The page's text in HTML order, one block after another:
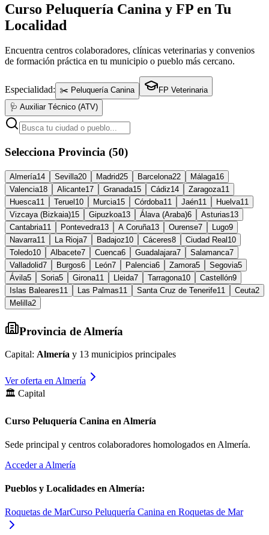
Curso Peluquería Canina y FP en Tu
Localidad
Encuentra centros colaboradores, clínicas veterinarias y convenios
de formación práctica en tu municipio o pueblo más cercano.
Especialidad: ✂️ Peluquería Canina
FP Veterinaria
🩺 Auxiliar Técnico (ATV)
Selecciona Provincia (50)
Almería14 Sevilla20 Madrid25 Barcelona22 Málaga16
Valencia18 Alicante17 Granada15 Cádiz14 Zaragoza11
Huesca11 Teruel 10 Murcia15 Córdoba11 Jaén11 Huelva11
Vizcaya (Bizkaia)15 Gipuzkoa13 Álava (Araba)6 Asturias13
Cantabria11 Pontevedra13 A Coruña13 Ourense7 Lugo9
Navarra11 La Rioja7 Badajoz10 Cáceres8 Ciudad Real 10
Toledo10 Albacete7 Cuenca6 Guadalajara7 Salamanca7
Valladolid7 Burgos6 León7 Palencia6 Zamora5 Segovia5
Ávila5 Soria5 Girona11 Lleida7 Tarragona10 Castellón9
Islas Baleares11 Las Palmas11 Santa Cruz de Tenerife11 Ceuta2
Melilla2
Provincia de Almería
Capital: Almería y 13 municipios principales
Ver oferta en Almería
🏛️ Capital
Curso Peluquería Canina en Almería
Sede principal y centros colaboradores homologados en Almería.
Acceder a Almería
Pueblos y Localidades en Almería:
Roquetas de MarCurso Peluquería Canina en Roquetas de Mar